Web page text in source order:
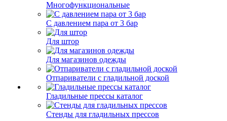
Многофункциональные
С давлением пара от 3 бар
Для штор
Для магазинов одежды
Отпариватели с гладильной доской
Гладильные прессы каталог
Стенды для гладильных прессов